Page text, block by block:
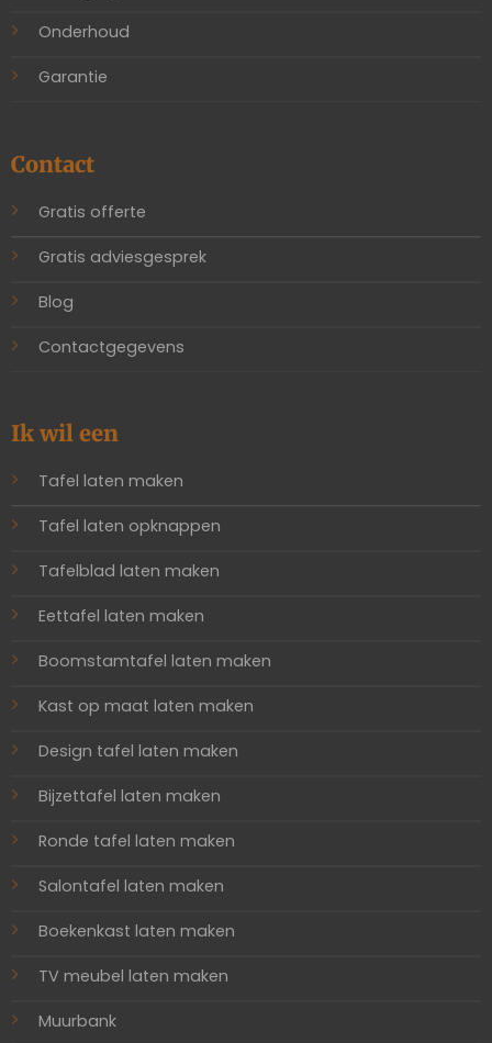
Onderhoud
Garantie
Contact
Gratis offerte
Gratis adviesgesprek
Blog
Contactgegevens
Ik wil een
Tafel laten maken
Tafel laten opknappen
Tafelblad laten maken
Eettafel laten maken
Boomstamtafel laten maken
Kast op maat laten maken
Design tafel laten maken
Bijzettafel laten maken
Ronde tafel laten maken
Salontafel laten maken
Boekenkast laten maken
TV meubel laten maken
Muurbank